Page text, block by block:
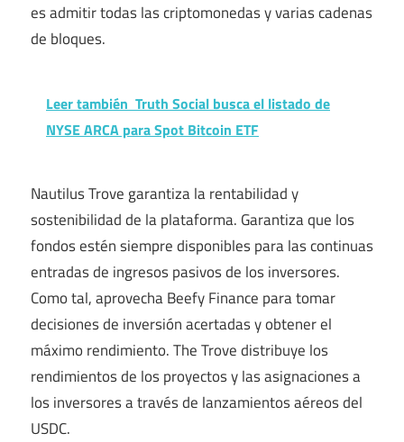
es admitir todas las criptomonedas y varias cadenas
de bloques.
Leer también Truth Social busca el listado de
NYSE ARCA para Spot Bitcoin ETF
Nautilus Trove garantiza la rentabilidad y
sostenibilidad de la plataforma. Garantiza que los
fondos estén siempre disponibles para las continuas
entradas de ingresos pasivos de los inversores.
Como tal, aprovecha Beefy Finance para tomar
decisiones de inversión acertadas y obtener el
máximo rendimiento. The Trove distribuye los
rendimientos de los proyectos y las asignaciones a
los inversores a través de lanzamientos aéreos del
USDC.